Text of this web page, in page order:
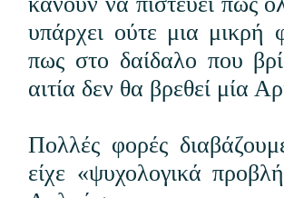
υπάρχει ούτε μια μικρή
πως στο δαίδαλο που
αιτία δεν θα βρεθεί μία
Πολλές φορές
είχε «ψυχολογικά